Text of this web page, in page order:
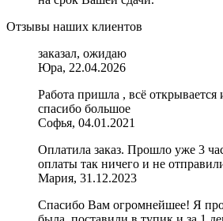
Отзывы наших клиентов
заказал, ожидаю
Юра, 22.04.2026
Работа пришла , всё открывается
спасибо большое
Софья, 04.01.2021
Оплатила заказ. Прошло уже 3
оплаты так ничего и не
Мария, 31.12.2023
Спасибо Вам огромнейшее! Я